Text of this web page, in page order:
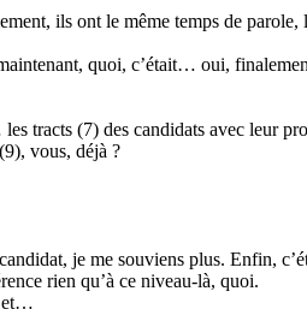
ils ont le même temps de
quoi, c’était… oui,
tracts (7) des candidats avec leur
vous, déjà ?
je me souviens plus. Enfin,
rien qu’à ce niveau-là, quoi.
et…